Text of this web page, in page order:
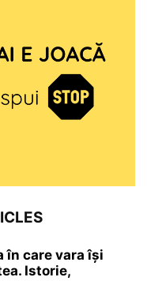
în care vara își
Istorie,